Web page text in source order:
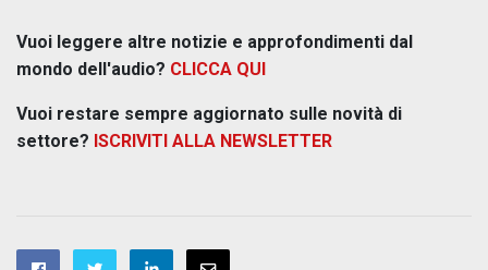
Vuoi leggere altre notizie e approfondimenti dal
mondo dell'audio? CLICCA QUI
Vuoi restare sempre aggiornato sulle novità di
settore? ISCRIVITI ALLA NEWSLETTER